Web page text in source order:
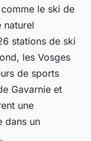
le ski de
naturel
stations de ski
les Vosges
de sports
Gavarnie et
une
dans un